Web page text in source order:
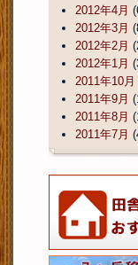
2012年4月
2012年3月
2012年2月
2012年1月
2011年10月
2011年9月
2011年8月
2011年7月